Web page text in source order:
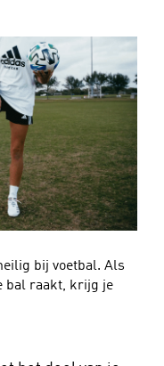
bij voetbal. Als
bal raakt, krijg je